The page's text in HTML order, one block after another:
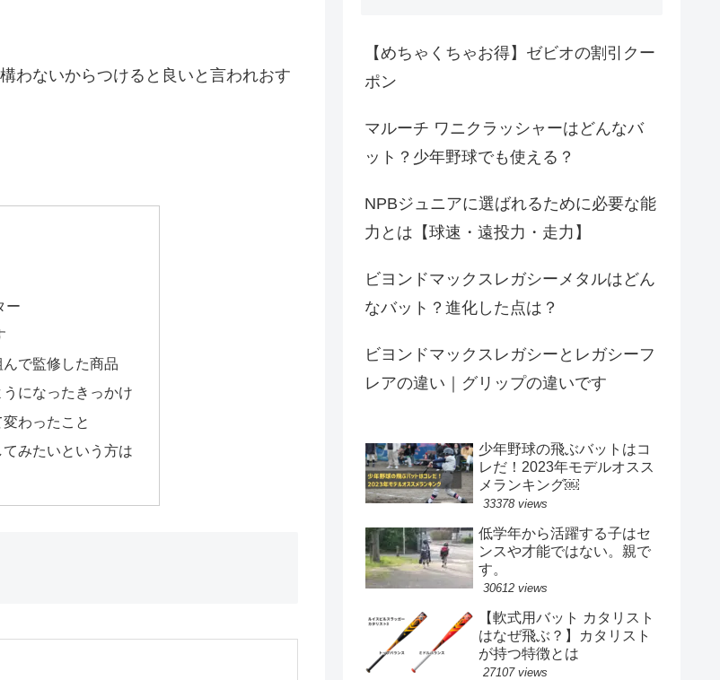
わないからつけると良いと言われおす
ー
で監修した商品
になったきっかけ
わったこと
みたいという方は
【めちゃくちゃお得】ゼビオの割引クー
ポン
マルーチ ワニクラッシャーはどんなバ
ット？少年野球でも使える？
NPBジュニアに選ばれるために必要な能
力とは【球速・遠投力・走力】
ビヨンドマックスレガシーメタルはどん
なバット？進化した点は？
ビヨンドマックスレガシーとレガシーフ
レアの違い｜グリップの違いです
少年野球の飛ぶバットはコ
レだ！2023年モデルオスス
メランキング￼
33378 views
低学年から活躍する子はセ
ンスや才能ではない。親で
す。
30612 views
【軟式用バット カタリスト
はなぜ飛ぶ？】カタリスト
が持つ特徴とは
27107 views